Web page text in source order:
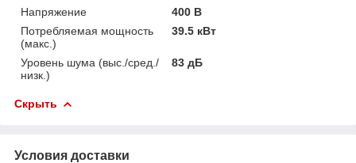
Напряжение
400 В
Потребляемая мощность
(макс.)
39.5 кВт
Уровень шума (выс./сред./
низк.)
83 дБ
Скрыть
Условия доставки